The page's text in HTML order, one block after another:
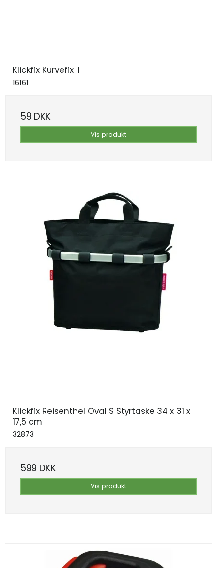
Klickfix Kurvefix II
16161
59 DKK
Vis produkt
Klickfix Reisenthel Oval S Styrtaske 34 x 31 x
17,5 cm
32873
599 DKK
Vis produkt